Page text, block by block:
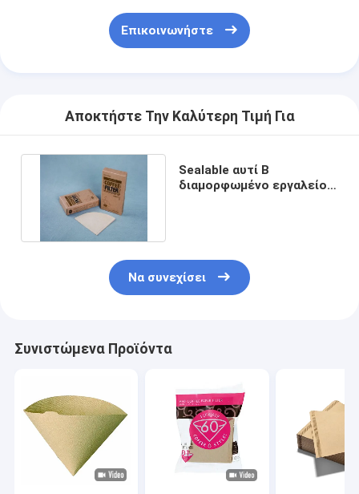
Επικοινωνήστε
Αποκτήστε Την Καλύτερη Τιμή Για
Sealable αυτί Β
διαμορφωμένο εργαλείο
Να συνεχίσει
Συνιστώμενα Προϊόντα